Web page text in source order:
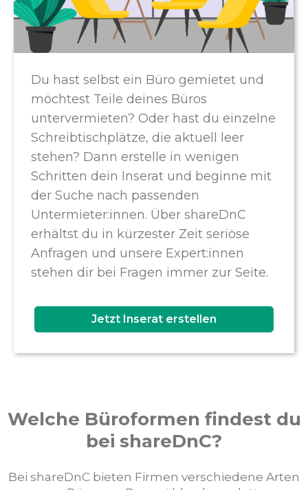
Du hast selbst ein Büro gemietet und
möchtest Teile deines Büros
untervermieten? Oder hast du einzelne
Schreibtischplätze, die aktuell leer
stehen? Dann erstelle in wenigen
Schritten dein Inserat und beginne mit
der Suche nach passenden
Untermieter:innen. Über shareDnC
erhältst du in kürzester Zeit seriöse
Anfragen und unsere Expert:innen
stehen dir bei Fragen immer zur Seite.
Jetzt Inserat erstellen
Welche Büroformen findest du
bei shareDnC?
Bei shareDnC bieten Firmen verschiedene Arten